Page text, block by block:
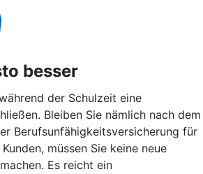
besser
der Schulzeit eine
Bleiben Sie nämlich nach dem
Berufsunfähigkeitsversicherung für
müssen Sie keine neue
Es reicht ein